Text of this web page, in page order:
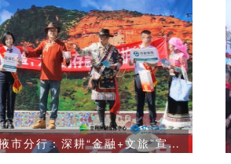
市分行：深耕“金融+文旅”宣传